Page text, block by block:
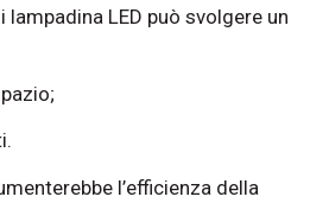
lampadina LED può svolgere un
l’efficienza della